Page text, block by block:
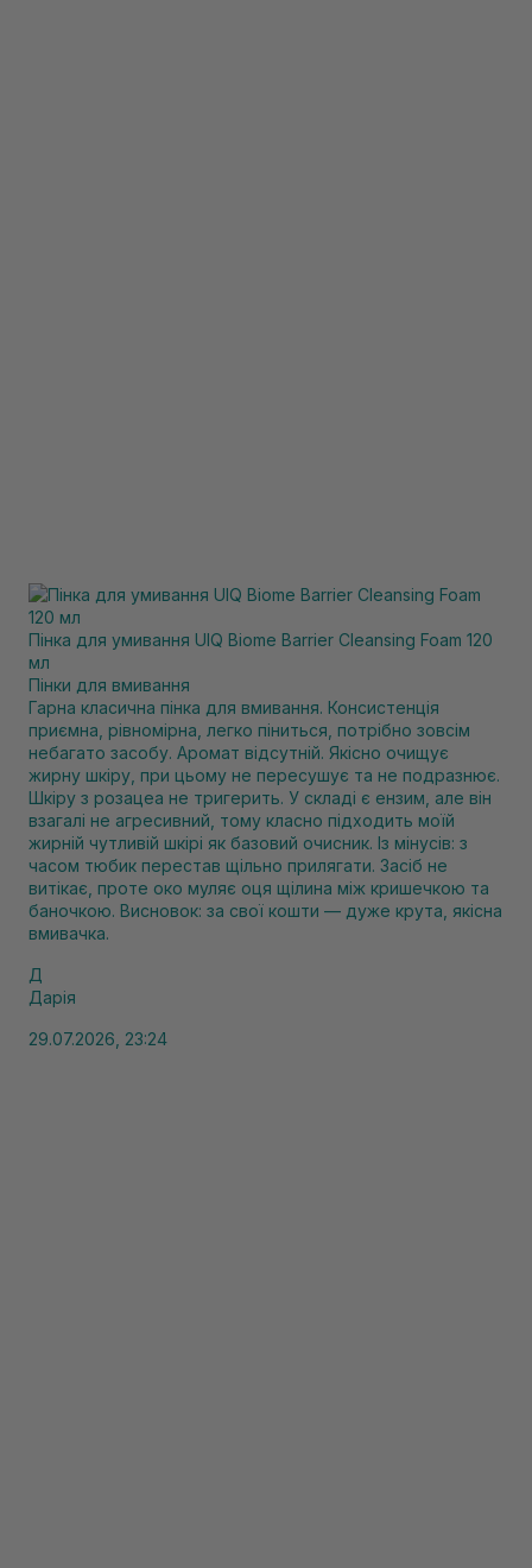
Пінка для умивання UIQ Biome Barrier Cleansing Foam 120
мл
Пінки для вмивання
Гарна класична пінка для вмивання. Консистенція
приємна, рівномірна, легко піниться, потрібно зовсім
небагато засобу. Аромат відсутній. Якісно очищує
жирну шкіру, при цьому не пересушує та не подразнює.
Шкіру з розацеа не тригерить. У складі є ензим, але він
взагалі не агресивний, тому класно підходить моїй
жирній чутливій шкірі як базовий очисник. Із мінусів: з
часом тюбик перестав щільно прилягати. Засіб не
витікає, проте око муляє оця щілина між кришечкою та
баночкою. Висновок: за свої кошти — дуже крута, якісна
вмивачка.
Д
Дарія
29.07.2026, 23:24